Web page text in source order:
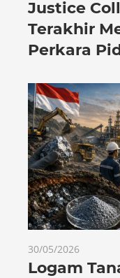
Justice
Terakhir
Perkara
30/05/2026
Logam